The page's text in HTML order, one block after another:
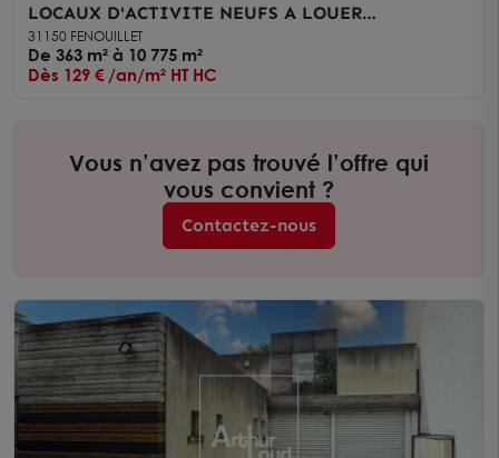
LOCAUX D'ACTIVITE NEUFS A LOUER
FENOUILLET TOULOUSE NORD
31150 FENOUILLET
De 363 m² à 10 775 m²
Dès 129 € /an/m² HT HC
Vous n’avez pas trouvé l’offre qui
vous convient ?
Contactez-nous